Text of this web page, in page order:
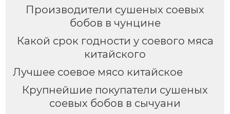
Производители сушеных соевых
бобов в чунцине
Какой срок годности у соевого мяса
китайского
Лучшее соевое мясо китайское
Крупнейшие покупатели сушеных
соевых бобов в сычуани